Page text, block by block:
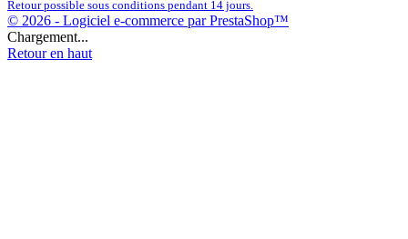
Retour possible sous conditions pendant 14 jours.
© 2026 - Logiciel e-commerce par PrestaShop™
Chargement...
Retour en haut